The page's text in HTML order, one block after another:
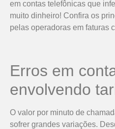
em contas telefônicas que
muito dinheiro! Confira os
pelas operadoras em faturas
Erros em
envolvendo
O valor por minuto de
sofrer grandes variações.